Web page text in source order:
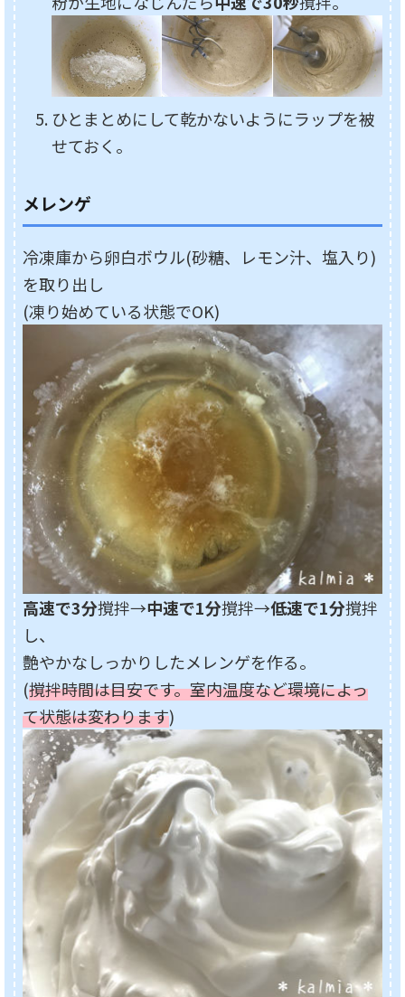
ひとまとめにして乾かないようにラップを被
せておく。
メレンゲ
冷凍庫から卵白ボウル(砂糖、レモン汁、塩入り)
を取り出し
(凍り始めている状態でOK)
高速で3分撹拌→中速で1分撹拌→低速で1分撹拌
し、
艶やかなしっかりしたメレンゲを作る。
(撹拌時間は目安です。室内温度など環境によっ
て状態は変わります)